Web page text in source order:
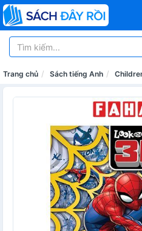
Trang chủ Sách tiếng Anh